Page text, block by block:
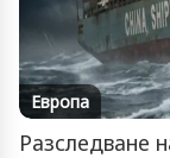
Европа
Разследване